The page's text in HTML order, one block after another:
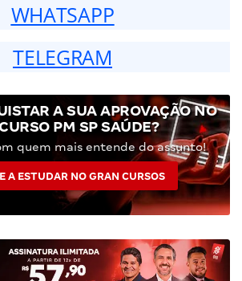
WHATSAPP
TELEGRAM
A SUA APROVAÇÃO NO
PM SP SAÚDE?
quem mais entende do assunto!
A ESTUDAR NO GRAN CURSOS